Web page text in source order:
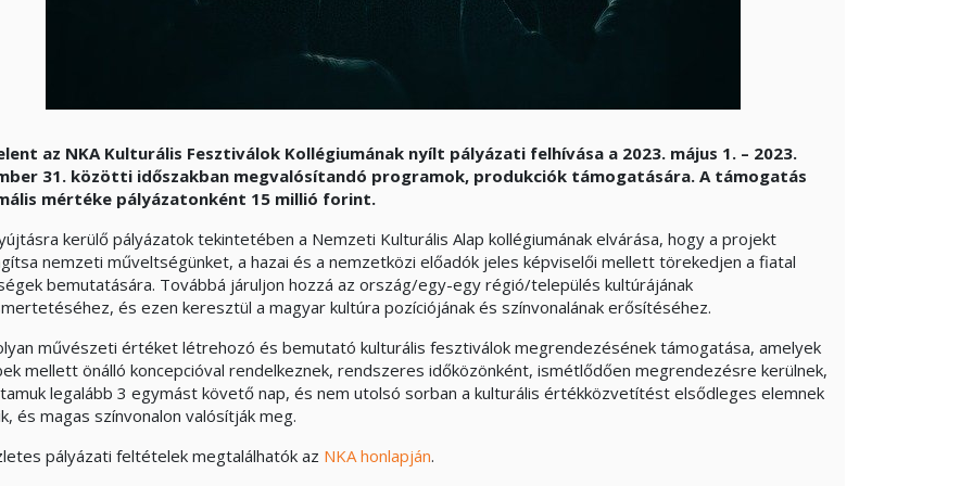
az NKA Kulturális Fesztiválok Kollégiumának nyílt pályázati felhívása a 2023. május 1. – 2023.
31. közötti időszakban megvalósítandó programok, produkciók támogatására. A támogatás
mértéke pályázatonként 15 millió forint.
kerülő pályázatok tekintetében a Nemzeti Kulturális Alap kollégiumának elvárása, hogy a projekt
nemzeti műveltségünket, a hazai és a nemzetközi előadók jeles képviselői mellett törekedjen a fiatal
bemutatására. Továbbá járuljon hozzá az ország/egy-egy régió/település kultúrájának
és ezen keresztül a magyar kultúra pozíciójának és színvonalának erősítéséhez.
művészeti értéket létrehozó és bemutató kulturális fesztiválok megrendezésének támogatása, amelyek
mellett önálló koncepcióval rendelkeznek, rendszeres időközönként, ismétlődően megrendezésre kerülnek,
legalább 3 egymást követő nap, és nem utolsó sorban a kulturális értékközvetítést elsődleges elemnek
és magas színvonalon valósítják meg.
pályázati feltételek megtalálhatók az NKA honlapján.